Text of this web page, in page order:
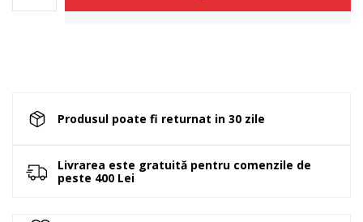
Produsul poate fi returnat in 30 zile
Livrarea este gratuită pentru comenzile de
peste 400 Lei